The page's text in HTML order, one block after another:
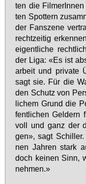
ten die
ten Spot­tern
der Fan­sze­ne
recht­zei­tig
ei­gent­li­che
der Li­ga: «Es ist
ar­beit und pri­va­te
sagt sie. Für die
den Schutz von
li­chem Grund die
fent­li­chen Gel­dern
voll und ganz der
gen», sagt
nen Jah­ren stark
doch kei­nen Sinn,
neh­men.»